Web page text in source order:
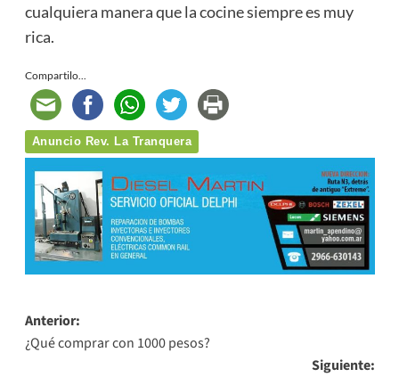
cualquiera manera que la cocine siempre es muy
rica.
Compartilo...
Anuncio Rev. La Tranquera
Navegación
de
Anterior:
¿Qué comprar con 1000 pesos?
Siguiente: